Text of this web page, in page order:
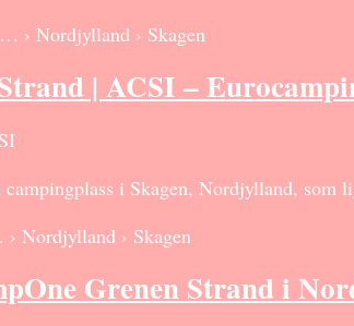
› Nordjylland › Skagen
| ACSI –
i Skagen, Nordjylland,
Nordjylland › Skagen
Grenen Strand i